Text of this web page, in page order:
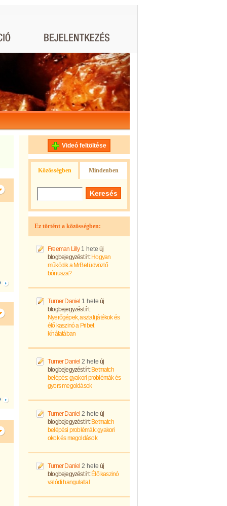
Videó feltöltése
Közösségben Mindenben
Ez történt a közösségben:
Freeman Lilly 1 hete új
blogbejegyzést írt: Hogyan
működik a MrBet üdvözlő
bónusza?
Turner Daniel 1 hete új
blogbejegyzést írt:
Nyerőgépek, asztali játékok és
élő kaszinó a Pribet
kínálatában
Turner Daniel 2 hete új
blogbejegyzést írt: Betmatch
belépés: gyakori problémák és
gyors megoldások
Turner Daniel 2 hete új
blogbejegyzést írt: Betmatch
belépési problémák: gyakori
okok és megoldások
Turner Daniel 2 hete új
blogbejegyzést írt: Élő kaszinó
valódi hangulattal